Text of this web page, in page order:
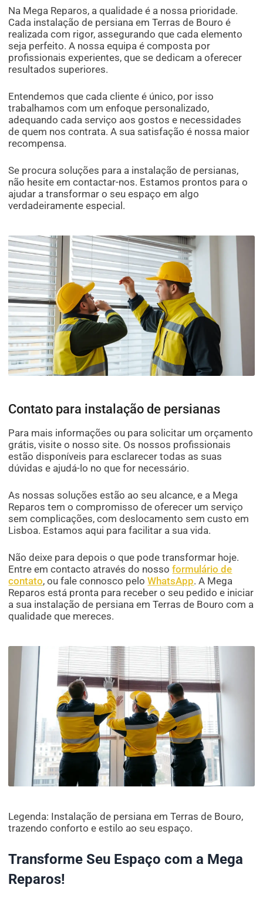
Na Mega Reparos, a qualidade é a nossa prioridade.
Cada instalação de persiana em Terras de Bouro é
realizada com rigor, assegurando que cada elemento
seja perfeito. A nossa equipa é composta por
profissionais experientes, que se dedicam a oferecer
resultados superiores.
Entendemos que cada cliente é único, por isso
trabalhamos com um enfoque personalizado,
adequando cada serviço aos gostos e necessidades
de quem nos contrata. A sua satisfação é nossa maior
recompensa.
Se procura soluções para a instalação de persianas,
não hesite em contactar-nos. Estamos prontos para o
ajudar a transformar o seu espaço em algo
verdadeiramente especial.
Contato para instalação de persianas
Para mais informações ou para solicitar um orçamento
grátis, visite o nosso site. Os nossos profissionais
estão disponíveis para esclarecer todas as suas
dúvidas e ajudá-lo no que for necessário.
As nossas soluções estão ao seu alcance, e a Mega
Reparos tem o compromisso de oferecer um serviço
sem complicações, com deslocamento sem custo em
Lisboa. Estamos aqui para facilitar a sua vida.
Não deixe para depois o que pode transformar hoje.
Entre em contacto através do nossoformulário de
contato, ou fale connosco peloWhatsApp. A Mega
Reparos está pronta para receber o seu pedido e iniciar
a sua instalação de persiana em Terras de Bouro com a
qualidade que mereces.
Legenda: Instalação de persiana em Terras de Bouro,
trazendo conforto e estilo ao seu espaço.
Transforme Seu Espaço com a Mega
Reparos!